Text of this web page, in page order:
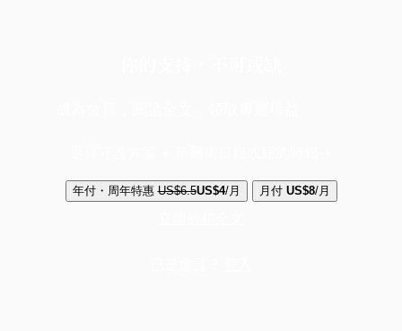
年付・周年特惠 US$6.5US$4/月 月付 US$8/月